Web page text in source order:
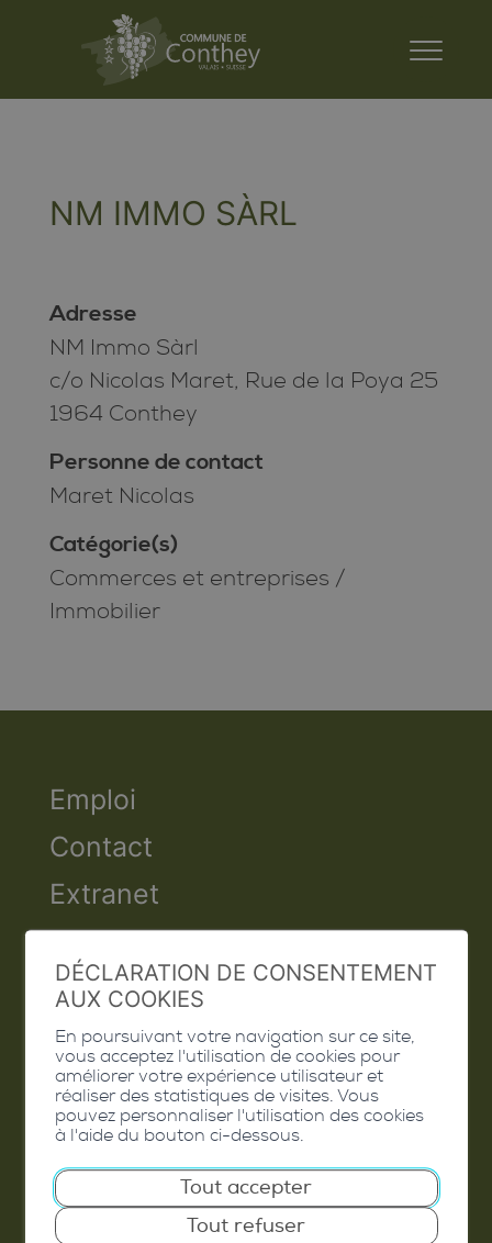
NM IMMO SÀRL
Adresse
NM Immo Sàrl
c/o Nicolas Maret, Rue de la Poya 25
1964 Conthey
Personne de contact
Maret Nicolas
Catégorie(s)
Commerces et entreprises /
Immobilier
Emploi
Contact
Extranet
Valais Excellence
Commune de Conthey
Route de Savoie 54
1975 St-Séverin
T. 027 345 45 45
info@conthey.ch
DÉCLARATION DE CONSENTEMENT
AUX COOKIES
En poursuivant votre navigation sur ce site,
vous acceptez l'utilisation de cookies pour
améliorer votre expérience utilisateur et
réaliser des statistiques de visites. Vous
pouvez personnaliser l'utilisation des cookies
à l'aide du bouton ci-dessous.
Tout accepter
Tout refuser